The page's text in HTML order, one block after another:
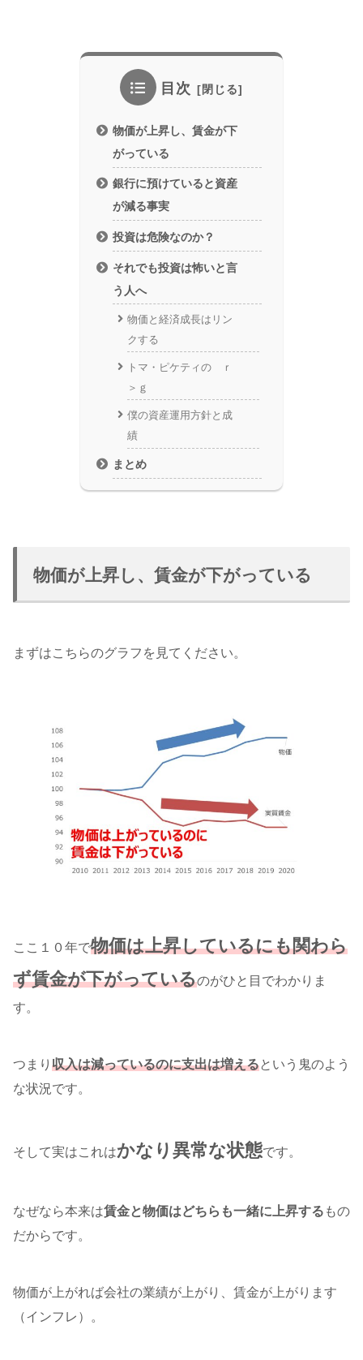
目次
物価が上昇し、賃金が下
がっている
銀行に預けていると資産
が減る事実
投資は危険なのか？
それでも投資は怖いと言
う人へ
物価と経済成長はリン
クする
トマ・ピケティの ｒ
＞ｇ
僕の資産運用方針と成
績
まとめ
物価が上昇し、賃金が下がっている
まずはこちらのグラフを見てください。
ここ１０年で物価は上昇しているにも関わら
ず賃金が下がっているのがひと目でわかりま
す。
つまり 収入は減っているのに支出は増えるという鬼のよう
な状況です。
そして実はこれはかなり異常な状態です。
なぜなら本来は賃金と物価はどちらも一緒に上昇する もの
だからです。
物価が上がれば会社の業績が上がり、賃金が上がります
（インフレ）。